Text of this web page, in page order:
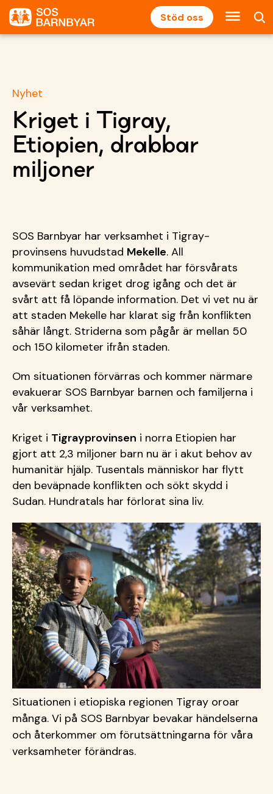
Stöd oss
Nyhet
Kriget i Tigray,
Etiopien, drabbar
miljoner
SOS Barnbyar har verksamhet i Tigray-
provinsens huvudstad Mekelle. All
kommunikation med området har försvårats
avsevärt sedan kriget drog igång och det är
svårt att få löpande information. Det vi vet nu är
att staden Mekelle har klarat sig från konflikten
såhär långt. Striderna som pågår är mellan 50
och 150 kilometer ifrån staden.
Om situationen förvärras och kommer närmare
evakuerar SOS Barnbyar barnen och familjerna i
vår verksamhet.
Kriget i Tigrayprovinsen i norra Etiopien har
gjort att 2,3 miljoner barn nu är i akut behov av
humanitär hjälp. Tusentals människor har flytt
den beväpnade konflikten och sökt skydd i
Sudan. Hundratals har förlorat sina liv.
Situationen i etiopiska regionen Tigray oroar
många. Vi på SOS Barnbyar bevakar händelserna
och återkommer om förutsättningarna för våra
verksamheter förändras.